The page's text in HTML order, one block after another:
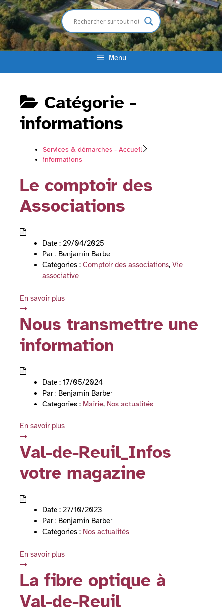
Menu
Catégorie -
informations
Services & démarches - Accueil
informations
Le comptoir des
Associations
Date : 29/04/2025
Par : Benjamin Barber
Catégories : Comptoir des associations, Vie
associative
En savoir plus
Nous transmettre une
information
Date : 17/05/2024
Par : Benjamin Barber
Catégories : Mairie, Nos actualités
En savoir plus
Val-de-Reuil_Infos
votre magazine
Date : 27/10/2023
Par : Benjamin Barber
Catégories : Nos actualités
En savoir plus
La fibre optique à
Val-de-Reuil